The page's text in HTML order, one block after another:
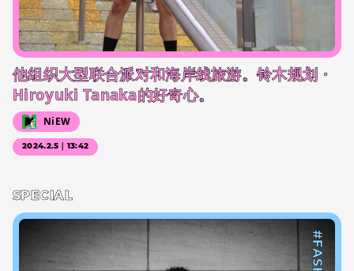
他组织大型联合派对和海岸线旅游。铃木规划・
Hiroyuki Tanaka的好奇心。
NiEW
2024.2.5｜13:42
SPECIAL